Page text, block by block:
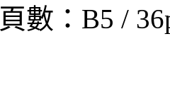
頁數：B5 /